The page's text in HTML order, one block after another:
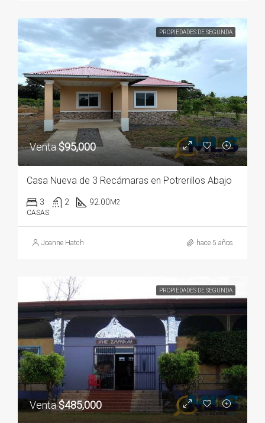
PROPIEDADES DE SEGUNDA
Venta$95,000
Casa Nueva de 3 Recámaras en Potrerillos Abajo
3 2 92.00M2
CASAS
Joanne Hatch hace 5 años
PROPIEDADES DE SEGUNDA
Venta$485,000